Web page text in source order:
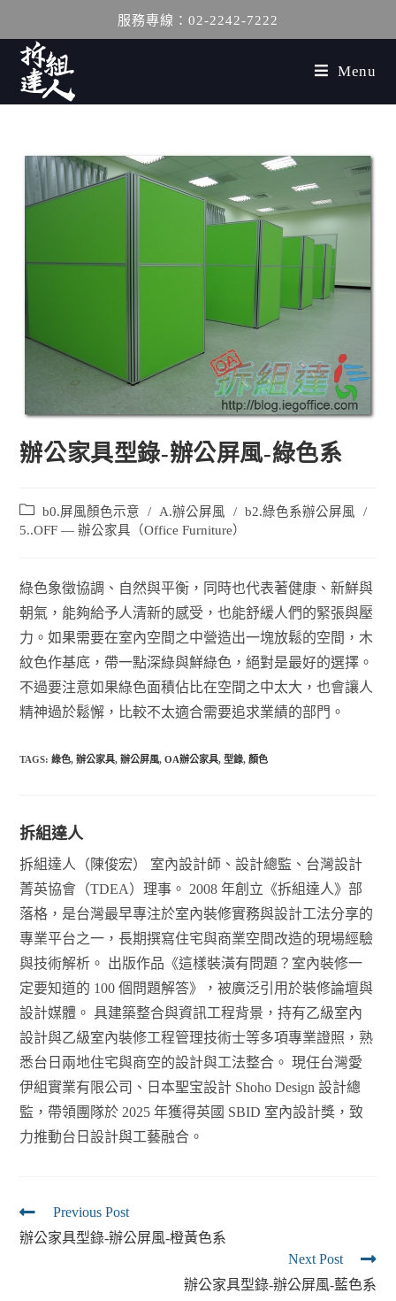
服務專線：02-2242-7222
Menu
辦公家具型錄-辦公屏風-綠色系
b0.屏風顏色示意 / A.辦公屏風 / b2.綠色系辦公屏風
/
5..OFF — 辦公家具（Office Furniture）
綠色象徵協調、自然與平衡，同時也代表著健康、新鮮與
朝氣，能夠給予人清新的感受，也能舒緩人們的緊張與壓
力。如果需要在室內空間之中營造出一塊放鬆的空間，木
紋色作基底，帶一點深綠與鮮綠色，絕對是最好的選擇。
不過要注意如果綠色面積佔比在空間之中太大，也會讓人
精神過於鬆懈，比較不太適合需要追求業績的部門。
TAGS:綠色, 辦公家具, 辦公屏風, OA辦公家具, 型錄, 顏色
拆組達人
拆組達人（陳俊宏） 室內設計師、設計總監、台灣設計
菁英協會（TDEA）理事。 2008 年創立《拆組達人》部
落格，是台灣最早專注於室內裝修實務與設計工法分享的
專業平台之一，長期撰寫住宅與商業空間改造的現場經驗
與技術解析。 出版作品《這樣裝潢有問題？室內裝修一
定要知道的 100 個問題解答》，被廣泛引用於裝修論壇與
設計媒體。 具建築整合與資訊工程背景，持有乙級室內
設計與乙級室內裝修工程管理技術士等多項專業證照，熟
悉台日兩地住宅與商空的設計與工法整合。 現任台灣愛
伊組實業有限公司、日本聖宝設計 Shoho Design 設計總
監，帶領團隊於 2025 年獲得英國 SBID 室內設計獎，致
力推動台日設計與工藝融合。
Previous Post
辦公家具型錄-辦公屏風-橙黃色系
Next Post
辦公家具型錄-辦公屏風-藍色系